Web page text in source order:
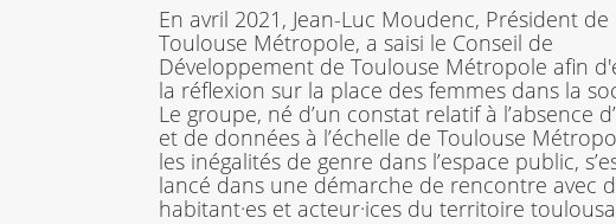
En avril 2021, Jean-Luc Moudenc, Président de
Toulouse Métropole, a saisi le Conseil de
Développement de Toulouse Métropole afin
la réflexion sur la place des femmes dans la
Le groupe, né d’un constat relatif à l’absence
et de données à l’échelle de Toulouse
les inégalités de genre dans l’espace public,
lancé dans une démarche de rencontre avec
habitant·es et acteur·ices du territoire